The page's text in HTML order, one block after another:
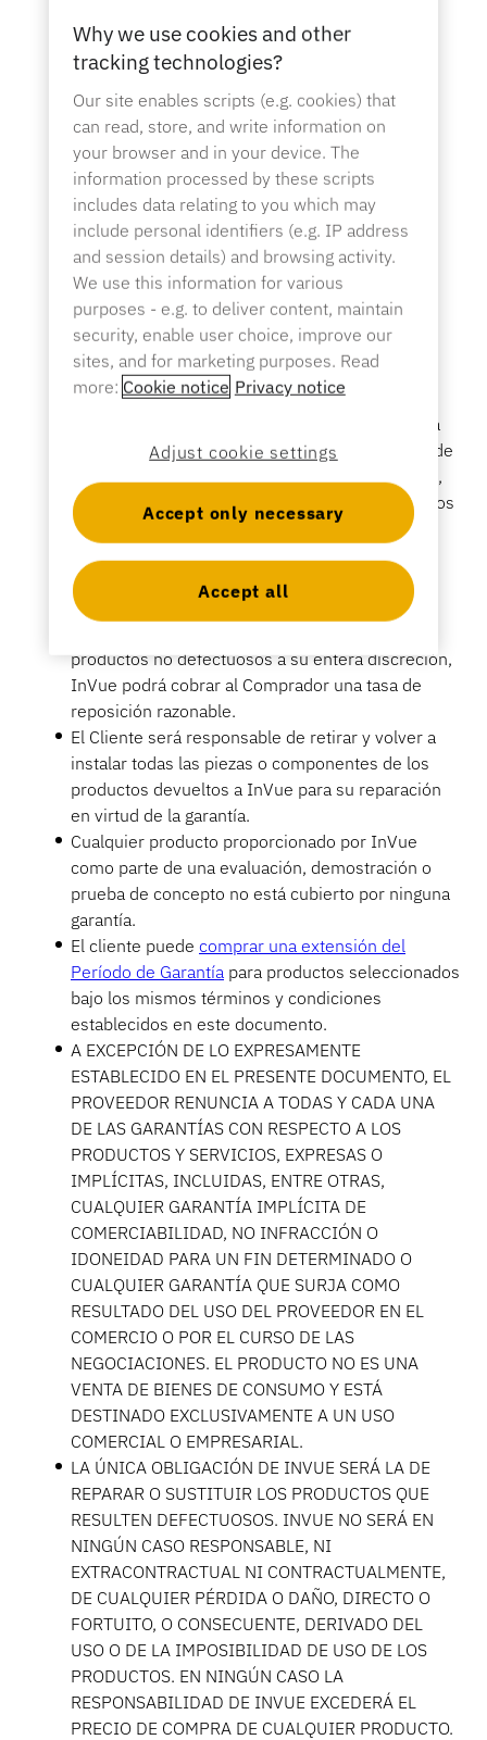
Protección de activos
Control de acceso
Punto de venta
Tienda conectada
Bricolaje y reformas del hogar
Hipermercado y ultramarinos
Operadores móviles
Artículos deportivos
Comercio especializado
Deportes y entretenimiento
Hostelería y restauración
Fabricantes de accesorios
Banca
Educación
CerradurasLIVE
MagStand
Seguridad de los expositores de mercancías
Seguridad de la mercancía colgada
Cerraduras inteligentes
Etiquetas y detectores
Punto de venta
Soportes para tabletas
Sostenibilidad
Empleo en InVue
Socios comerciales
Asociaciones empresariales
Contacto
Guías de instrucciones
Especificaciones técnicas
Casos prácticos
Catálogo
Noticias
descubrimiento.
Esta garantía no se aplica en ningún caso a (i) el
manipulación indebida, los accidentes o el uso
que no se ajuste a las especificaciones o
instrucciones aplicables del producto InVue; (ii)
las piezas consumibles, como las baterías y los
adhesivos, que se desgastan con el tiempo; (iii)
daños estéticos, (iv) modificaciones,
personalizaciones, desarrollos o cambios
solicitados en los productos, (v) defectos
causados por un componente, producto o
software de terceros que no haya sido
previamente aprobado por InVue, o (vi) daños
causados por el uso indebido de productos
químicos agresivos, entre los que se incluyen, a
título enunciativo, la lejía, los productos a base de
alcohol, los productos que contengan amoniaco,
disolventes o limpiadores industriales, estropajos
o polvos abrasivos y desengrasantes.
InVue no acepta devoluciones de productos no
defectuosos a menos que InVue lo acuerde
expresamente por escrito. En el caso de que
productos no defectuosos a su entera discreción,
InVue podrá cobrar al Comprador una tasa de
reposición razonable.
El Cliente será responsable de retirar y volver a
instalar todas las piezas o componentes de los
productos devueltos a InVue para su reparación
en virtud de la garantía.
Cualquier producto proporcionado por InVue
como parte de una evaluación, demostración o
prueba de concepto no está cubierto por ninguna
garantía.
El cliente puede comprar una extensión del
Período de Garantía para productos seleccionados
bajo los mismos términos y condiciones
establecidos en este documento.
A EXCEPCIÓN DE LO EXPRESAMENTE
ESTABLECIDO EN EL PRESENTE DOCUMENTO, EL
PROVEEDOR RENUNCIA A TODAS Y CADA UNA
DE LAS GARANTÍAS CON RESPECTO A LOS
PRODUCTOS Y SERVICIOS, EXPRESAS O
IMPLÍCITAS, INCLUIDAS, ENTRE OTRAS,
CUALQUIER GARANTÍA IMPLÍCITA DE
COMERCIABILIDAD, NO INFRACCIÓN O
IDONEIDAD PARA UN FIN DETERMINADO O
CUALQUIER GARANTÍA QUE SURJA COMO
RESULTADO DEL USO DEL PROVEEDOR EN EL
COMERCIO O POR EL CURSO DE LAS
NEGOCIACIONES. EL PRODUCTO NO ES UNA
VENTA DE BIENES DE CONSUMO Y ESTÁ
DESTINADO EXCLUSIVAMENTE A UN USO
COMERCIAL O EMPRESARIAL.
LA ÚNICA OBLIGACIÓN DE INVUE SERÁ LA DE
REPARAR O SUSTITUIR LOS PRODUCTOS QUE
RESULTEN DEFECTUOSOS. INVUE NO SERÁ EN
NINGÚN CASO RESPONSABLE, NI
EXTRACONTRACTUAL NI CONTRACTUALMENTE,
DE CUALQUIER PÉRDIDA O DAÑO, DIRECTO O
FORTUITO, O CONSECUENTE, DERIVADO DEL
USO O DE LA IMPOSIBILIDAD DE USO DE LOS
PRODUCTOS. EN NINGÚN CASO LA
RESPONSABILIDAD DE INVUE EXCEDERÁ EL
PRECIO DE COMPRA DE CUALQUIER PRODUCTO.
Why we use cookies and other
tracking technologies?
Our site enables scripts (e.g. cookies) that
can read, store, and write information on
your browser and in your device. The
information processed by these scripts
includes data relating to you which may
include personal identifiers (e.g. IP address
and session details) and browsing activity.
We use this information for various
purposes - e.g. to deliver content, maintain
security, enable user choice, improve our
sites, and for marketing purposes. Read
more: Cookie notice Privacy notice
Adjust cookie settings
Accept only necessary
Accept all